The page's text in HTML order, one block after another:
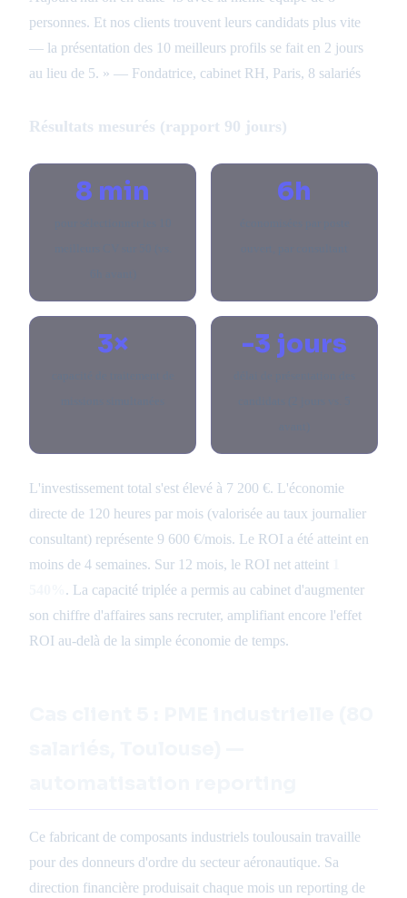
personnes. Et nos clients trouvent leurs candidats plus vite
— la présentation des 10 meilleurs profils se fait en 2 jours
au lieu de 5. » — Fondatrice, cabinet RH, Paris, 8 salariés
Résultats mesurés (rapport 90 jours)
8 min 6h
3× -3 jours
L'investissement total s'est élevé à 7 200 €. L'économie
directe de 120 heures par mois (valorisée au taux journalier
consultant) représente 9 600 €/mois. Le ROI a été atteint en
moins de 4 semaines. Sur 12 mois, le ROI net atteint
. La capacité triplée a permis au cabinet d'augmenter
son chiffre d'affaires sans recruter, amplifiant encore l'effet
ROI au-delà de la simple économie de temps.
Ce fabricant de composants industriels toulousain travaille
pour des donneurs d'ordre du secteur aéronautique. Sa
direction financière produisait chaque mois un reporting de